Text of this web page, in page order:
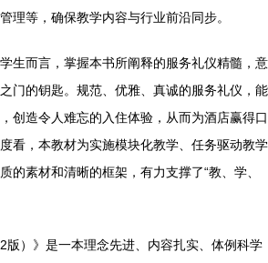
理等，确保教学内容与行业前沿同步。
生而言，掌握本书所阐释的服务礼仪精髓，意
门的钥匙。规范、优雅、真诚的服务礼仪，能
创造令人难忘的入住体验，从而为酒店赢得口
看，本教材为实施模块化教学、任务驱动教学
的素材和清晰的框架，有力支撑了“教、学、
2版）》是一本理念先进、内容扎实、体例科学